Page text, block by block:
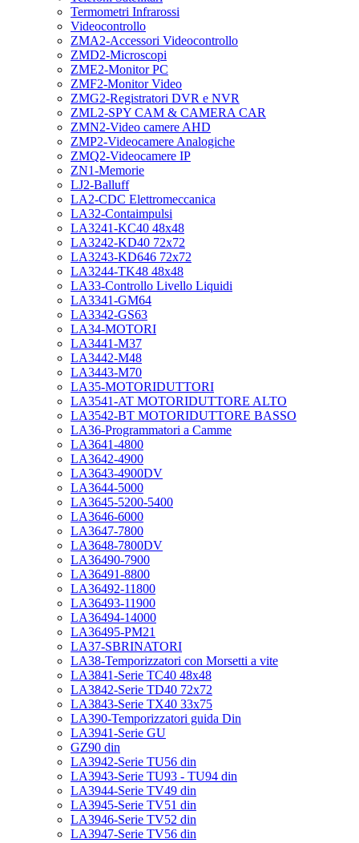
Termometri Infrarossi
Videocontrollo
ZMA2-Accessori Videocontrollo
ZMD2-Microscopi
ZME2-Monitor PC
ZMF2-Monitor Video
ZMG2-Registratori DVR e NVR
ZML2-SPY CAM & CAMERA CAR
ZMN2-Video camere AHD
ZMP2-Videocamere Analogiche
ZMQ2-Videocamere IP
ZN1-Memorie
LJ2-Balluff
LA2-CDC Elettromeccanica
LA32-Contaimpulsi
LA3241-KC40 48x48
LA3242-KD40 72x72
LA3243-KD646 72x72
LA3244-TK48 48x48
LA33-Controllo Livello Liquidi
LA3341-GM64
LA3342-GS63
LA34-MOTORI
LA3441-M37
LA3442-M48
LA3443-M70
LA35-MOTORIDUTTORI
LA3541-AT MOTORIDUTTORE ALTO
LA3542-BT MOTORIDUTTORE BASSO
LA36-Programmatori a Camme
LA3641-4800
LA3642-4900
LA3643-4900DV
LA3644-5000
LA3645-5200-5400
LA3646-6000
LA3647-7800
LA3648-7800DV
LA36490-7900
LA36491-8800
LA36492-11800
LA36493-11900
LA36494-14000
LA36495-PM21
LA37-SBRINATORI
LA38-Temporizzatori con Morsetti a vite
LA3841-Serie TC40 48x48
LA3842-Serie TD40 72x72
LA3843-Serie TX40 33x75
LA390-Temporizzatori guida Din
LA3941-Serie GU
GZ90 din
LA3942-Serie TU56 din
LA3943-Serie TU93 - TU94 din
LA3944-Serie TV49 din
LA3945-Serie TV51 din
LA3946-Serie TV52 din
LA3947-Serie TV56 din